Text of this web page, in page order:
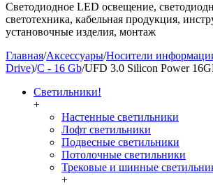
Светодиодное LED освещение,
светотехника, кабельная продукция,
установочные изделия, монтаж
Главная/Аксессуары/Носители
Drive)/C - 16 Gb/UFD 3.0 Silicon Power
Светильники!
+
Настенные светильники
Лофт светильники
Подвесные светильники
Потолочные светильники
Трековые и шинные
+